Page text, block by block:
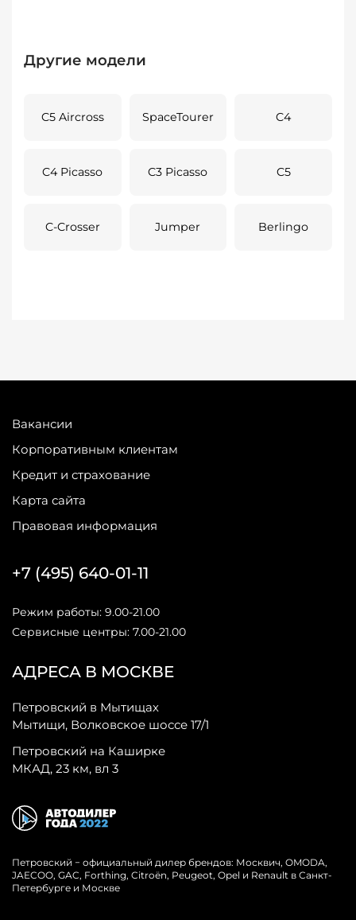
Другие модели
C5 Aircross SpaceTourer C4
C4 Picasso C3 Picasso C5
C-Crosser Jumper Berlingo
Вакансии
Корпоративным клиентам
Кредит и страхование
Карта сайта
Правовая информация
АДРЕСА В МОСКВЕ
Петровский в Мытищах
Мытищи, Волковское шоссе 17/1
Петровский на Каширке
МКАД, 23 км, вл 3
+7 (495) 640-01-11
Режим работы: 9.00-21.00
Сервисные центры: 7.00-21.00
Петровский − официальный дилер брендов: Москвич, OMODA,
JAECOO, GAC, Forthing, Citroёn, Peugeot, Opel и Renault в Санкт-
Петербурге и Москве